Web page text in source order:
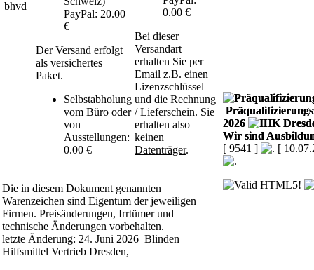
PayPal: 20.00
€
Der Versand erfolgt
als versichertes
Paket.
Selbstabholung
vom Büro oder
von
Ausstellungen:
0.00 €
0.00 €
Bei dieser
Versandart
erhalten Sie per
Email z.B. einen
Lizenzschlüssel
und die Rechnung
/ Lieferschein. Sie
erhalten also
keinen
Datenträger.
Die in diesem Dokument genannten
Warenzeichen sind Eigentum der jeweiligen
Firmen. Preisänderungen, Irrtümer und
technische Änderungen vorbehalten.
letzte Änderung: 24. Juni 2026 Blinden
Hilfsmittel Vertrieb Dresden,
2026
Wir sind
[ 9541 ]
[